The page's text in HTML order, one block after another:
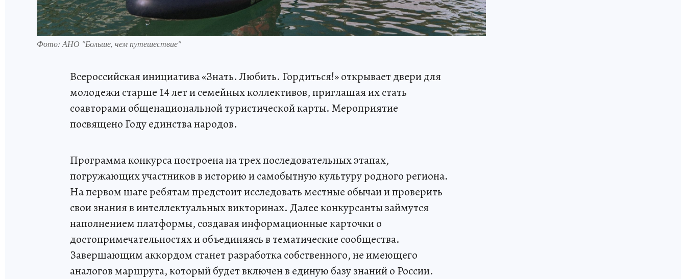
Фото: АНО "Больше, чем путешествие"
Всероссийская инициатива «Знать. Любить. Гордиться!» открывает двери для
молодежи старше 14 лет и семейных коллективов, приглашая их стать
соавторами общенациональной туристической карты. Мероприятие
посвящено Году единства народов.
Программа конкурса построена на трех последовательных этапах,
погружающих участников в историю и самобытную культуру родного региона.
На первом шаге ребятам предстоит исследовать местные обычаи и проверить
свои знания в интеллектуальных викторинах. Далее конкурсанты займутся
наполнением платформы, создавая информационные карточки о
достопримечательностях и объединяясь в тематические сообщества.
Завершающим аккордом станет разработка собственного, не имеющего
аналогов маршрута, который будет включен в единую базу знаний о России.